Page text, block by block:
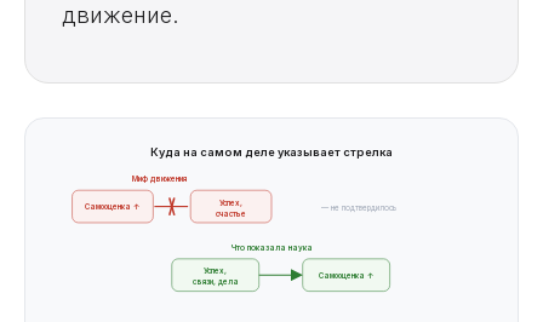
движение.
Куда на самом деле указывает стрелка
Миф движения
Самооценка ↑
Успех,
счастье
— не подтвердилось
Что показала наука
Успех,
связи, дела
Самооценка ↑